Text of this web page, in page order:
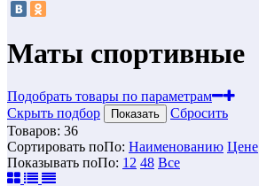
Маты спортивные
Подобрать товары по параметрам
Скрыть подбор
Показать
Сбросить
Товаров: 36
Сортировать поПо: Наименованию Цене
Показывать поПо: 12 48 Все